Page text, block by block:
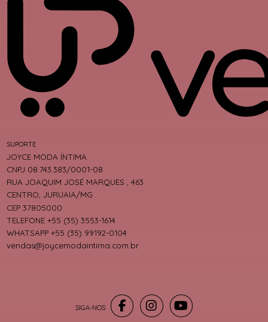
SUPORTE
JOYCE MODA ÍNTIMA
CNPJ 08.743.383/0001-08
RUA JOAQUIM JOSÉ MARQUES , 463
CENTRO, JURUAIA/MG
CEP 37805000
TELEFONE +55 (35) 3553-1614
WHATSAPP +55 (35) 99192-0104
vendas@joycemodaintima.com.br